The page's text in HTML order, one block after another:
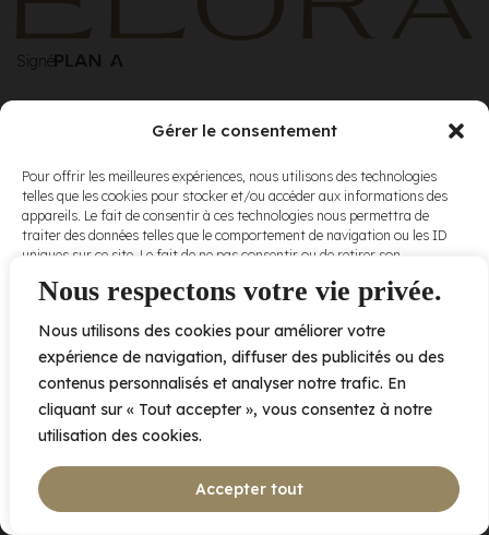
Nous respectons votre vie privée.
Nous utilisons des cookies pour améliorer votre
expérience de navigation, diffuser des publicités ou des
contenus personnalisés et analyser notre trafic. En
cliquant sur « Tout accepter », vous consentez à notre
utilisation des cookies.
Accepter tout
Gérer le consentement
Pour offrir les meilleures expériences, nous utilisons des technologies
telles que les cookies pour stocker et/ou accéder aux informations des
appareils. Le fait de consentir à ces technologies nous permettra de
traiter des données telles que le comportement de navigation ou les ID
uniques sur ce site. Le fait de ne pas consentir ou de retirer son
et fonctions.
Accepter
Refuser
Signé
© Elora. Tous
droits réservés.
Voir nos
conditions
d’utilisationet
2005 av. de Bois-de-Boulogne, Laval QCH7N 0J7